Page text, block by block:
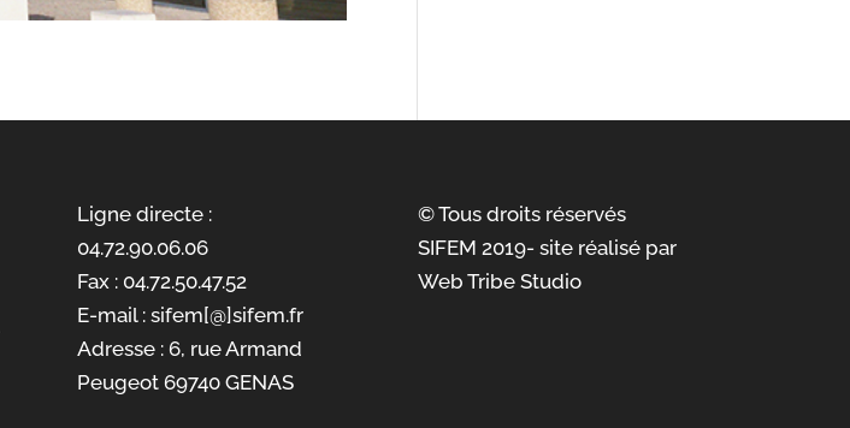
Ligne directe :
04.72.90.06.06
Fax : 04.72.50.47.52
E-mail : sifem[@]sifem.fr
Adresse : 6, rue Armand
Peugeot 69740 GENAS
© Tous droits réservés
SIFEM 2019- site réalisé par
Web Tribe Studio